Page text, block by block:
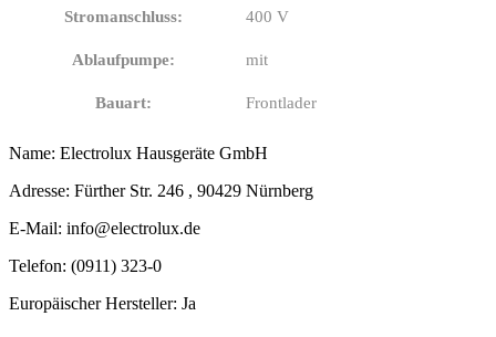
Stromanschluss: 400 V
Ablaufpumpe: mit
Bauart: Frontlader
Name: Electrolux Hausgeräte GmbH
Adresse: Fürther Str. 246 , 90429 Nürnberg
E-Mail: info@electrolux.de
Telefon: (0911) 323-0
Europäischer Hersteller: Ja